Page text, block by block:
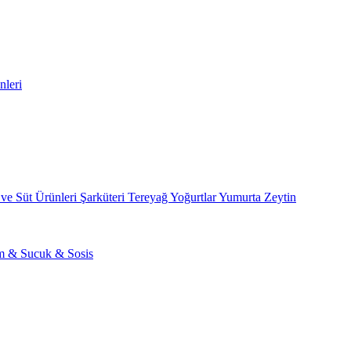
Süt Ürünleri Şarküteri TereyağYoğurtlarYumurta Zeytin
& Sucuk & Sosis